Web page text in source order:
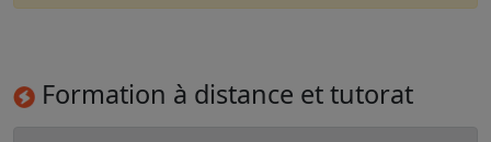
Formation à distance et tutorat